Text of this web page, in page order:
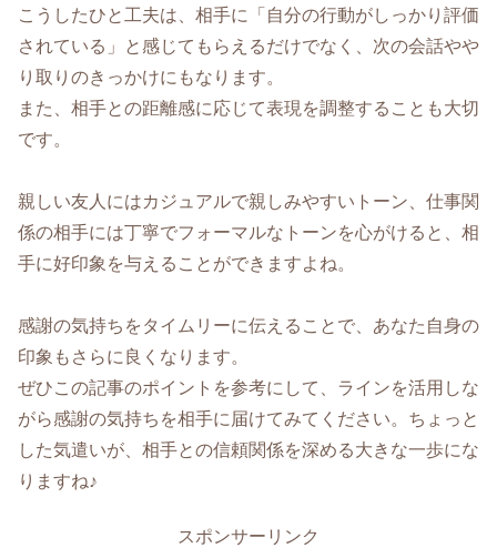
こうしたひと工夫は、相手に「自分の行動がしっかり評価
されている」と感じてもらえるだけでなく、次の会話やや
り取りのきっかけにもなります。
また、相手との距離感に応じて表現を調整することも大切
です。
親しい友人にはカジュアルで親しみやすいトーン、仕事関
係の相手には丁寧でフォーマルなトーンを心がけると、相
手に好印象を与えることができますよね。
感謝の気持ちをタイムリーに伝えることで、あなた自身の
印象もさらに良くなります。
ぜひこの記事のポイントを参考にして、ラインを活用しな
がら感謝の気持ちを相手に届けてみてください。ちょっと
した気遣いが、相手との信頼関係を深める大きな一歩にな
りますね♪
スポンサーリンク